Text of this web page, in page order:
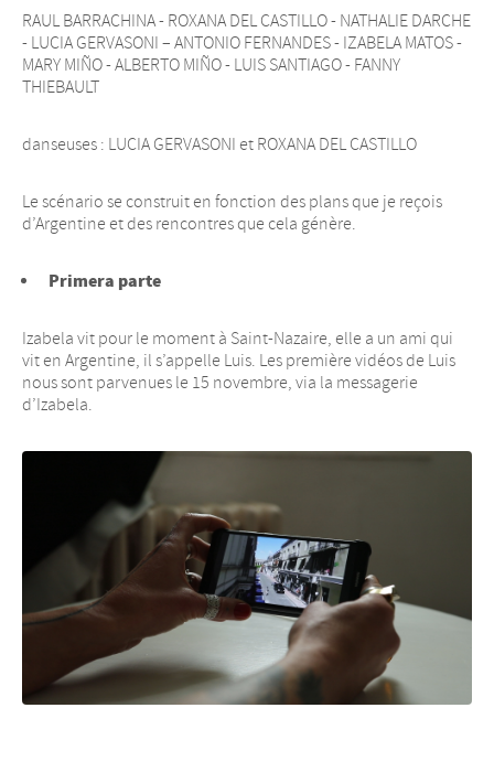
RAUL BARRACHINA - ROXANA DEL CASTILLO - NATHALIE DARCHE
- LUCIA GERVASONI – ANTONIO FERNANDES - IZABELA MATOS -
MARY MIÑO - ALBERTO MIÑO - LUIS SANTIAGO - FANNY
THIEBAULT
danseuses : LUCIA GERVASONI et ROXANA DEL CASTILLO
Le scénario se construit en fonction des plans que je reçois
d’Argentine et des rencontres que cela génère.
Primera parte
Izabela vit pour le moment à Saint-Nazaire, elle a un ami qui
vit en Argentine, il s’appelle Luis. Les première vidéos de Luis
nous sont parvenues le 15 novembre, via la messagerie
d’Izabela.